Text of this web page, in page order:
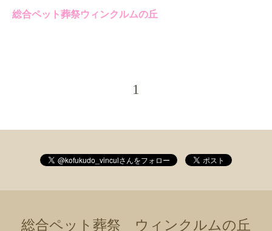
総合ペット葬祭ウィンクルムの丘
1
総合ペット葬祭 ウィンクルムの丘